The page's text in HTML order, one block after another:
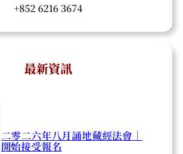
+852 6216 3674
最新資訊
二零二六年八月誦地藏經法會｜
開始接受報名